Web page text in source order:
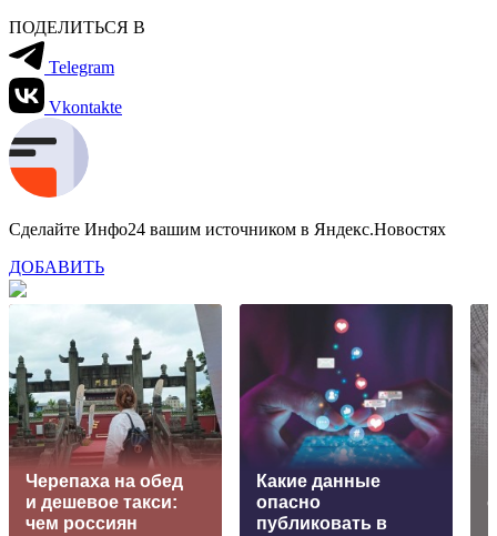
ПОДЕЛИТЬСЯ В
Telegram
Vkontakte
Сделайте Инфо24 вашим источником в Яндекс.Новостях
ДОБАВИТЬ
Черепаха на обед
и дешевое такси:
чем россиян
Какие данные
опасно
публиковать в